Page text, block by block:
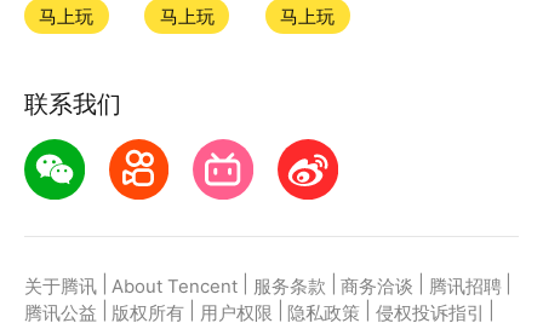
游戏
第一步：点击下载应用宝客户端，第二步：一键登录，
第三步：直接拉起微信小游戏拆螺丝钉拔钉子畅玩
马上玩 马上玩 马上玩
联系我们
关于腾讯 About Tencent 服务条款 商务洽谈 腾讯招聘
腾讯公益
版权所有 用户权限 隐私政策 侵权投诉指引